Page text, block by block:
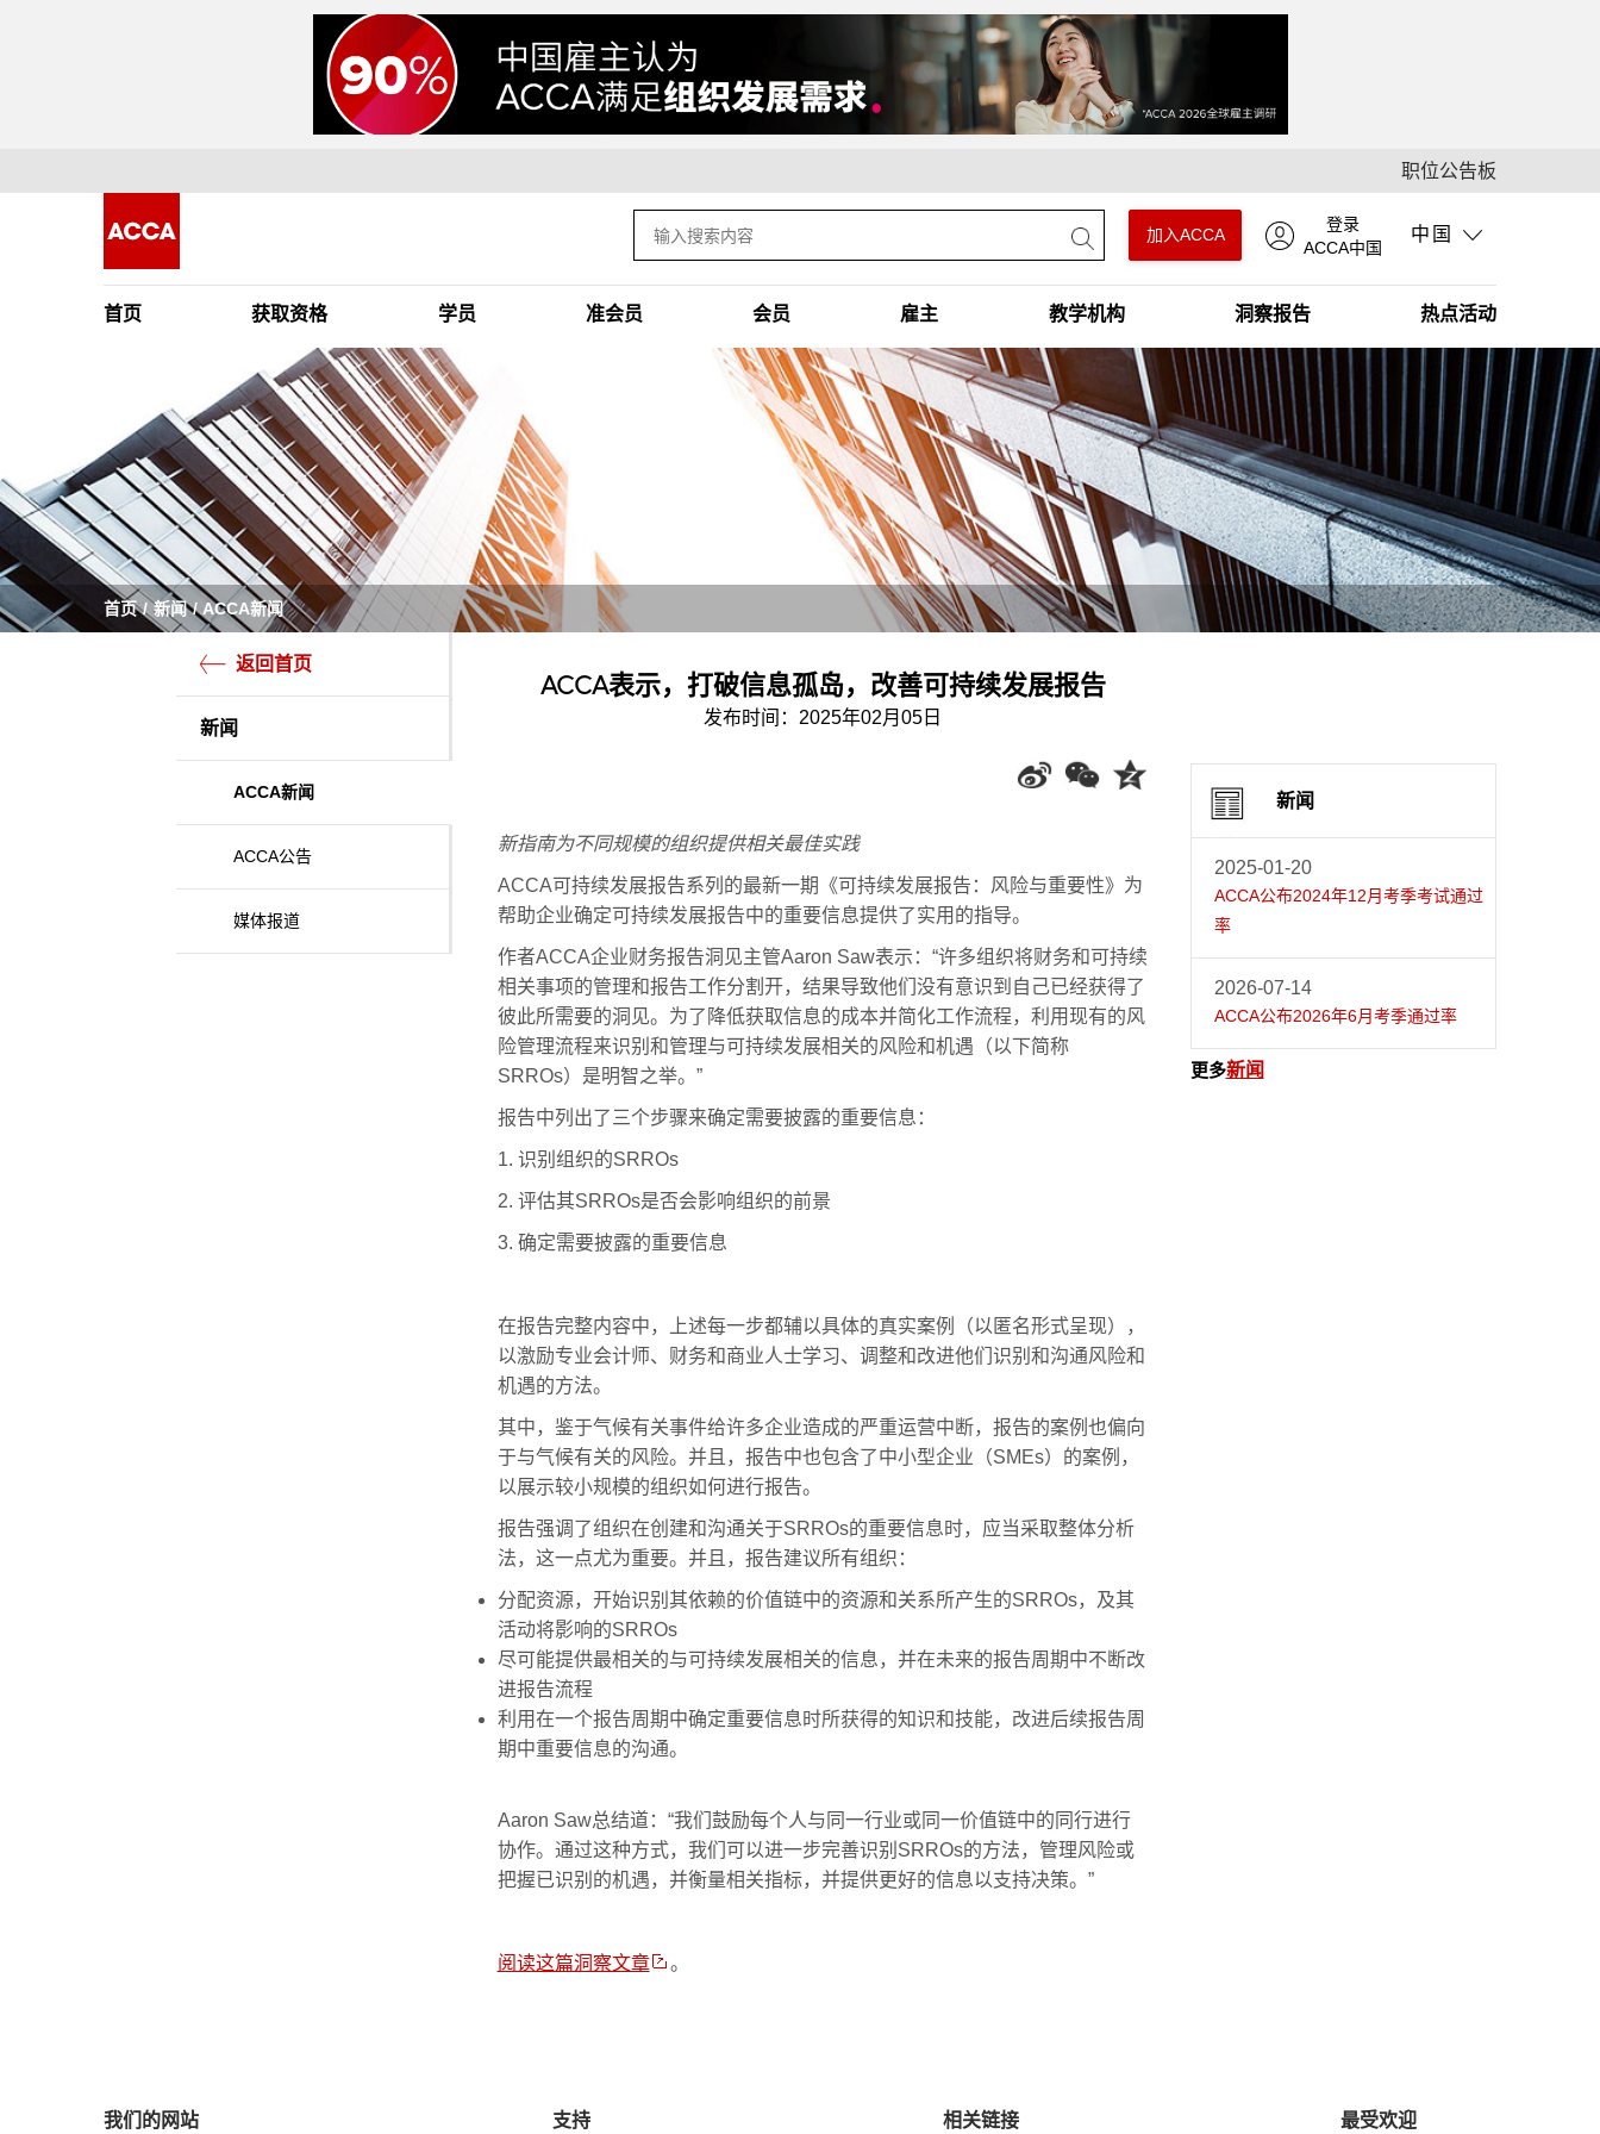
职位公告板
中国
登录
ACCA中国
加入ACCA
首页 获取资格 学员 准会员 会员 雇主 教学机构 洞察报告 热点活动
首页 新闻 ACCA新闻
返回首页
新闻
ACCA新闻
ACCA公告
媒体报道
ACCA表示，打破信息孤岛，改善可持续发展报告
发布时间：2025年02月05日
新指南为不同规模的组织提供相关最佳实践
ACCA可持续发展报告系列的最新一期《可持续发展报告：风险与重要性》为
帮助企业确定可持续发展报告中的重要信息提供了实用的指导。
作者ACCA企业财务报告洞见主管Aaron Saw表示：“许多组织将财务和可持续
相关事项的管理和报告工作分割开，结果导致他们没有意识到自己已经获得了
彼此所需要的洞见。为了降低获取信息的成本并简化工作流程，利用现有的风
险管理流程来识别和管理与可持续发展相关的风险和机遇（以下简称
SRROs）是明智之举。”
报告中列出了三个步骤来确定需要披露的重要信息：
1. 识别组织的SRROs
2. 评估其SRROs是否会影响组织的前景
3. 确定需要披露的重要信息
在报告完整内容中，上述每一步都辅以具体的真实案例（以匿名形式呈现），
以激励专业会计师、财务和商业人士学习、调整和改进他们识别和沟通风险和
机遇的方法。
其中，鉴于气候有关事件给许多企业造成的严重运营中断，报告的案例也偏向
于与气候有关的风险。并且，报告中也包含了中小型企业（SMEs）的案例，
以展示较小规模的组织如何进行报告。
报告强调了组织在创建和沟通关于SRROs的重要信息时，应当采取整体分析
法，这一点尤为重要。并且，报告建议所有组织：
分配资源，开始识别其依赖的价值链中的资源和关系所产生的SRROs，及其
活动将影响的SRROs
尽可能提供最相关的与可持续发展相关的信息，并在未来的报告周期中不断改
进报告流程
利用在一个报告周期中确定重要信息时所获得的知识和技能，改进后续报告周
期中重要信息的沟通。
Aaron Saw总结道：“我们鼓励每个人与同一行业或同一价值链中的同行进行
协作。通过这种方式，我们可以进一步完善识别SRROs的方法，管理风险或
把握已识别的机遇，并衡量相关指标，并提供更好的信息以支持决策。”
阅读这篇洞察文章 。
新闻
2025-01-20
ACCA公布2024年12月考季考试通过
率
2026-07-14
ACCA公布2026年6月考季通过率
更多新闻
我们的网站 支持 相关链接 最受欢迎